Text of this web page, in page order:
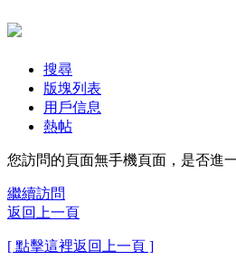
搜尋
版塊列表
用戶信息
熱帖
您訪問的頁面無手機頁面，是否進
繼續訪問
返回上一頁
[ 點擊這裡返回上一頁 ]